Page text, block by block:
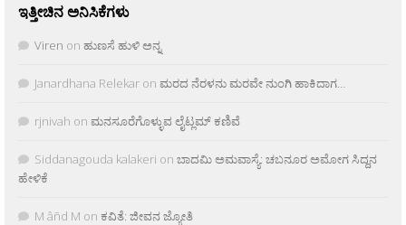
ಇತ್ತೀಚಿನ ಅನಿಸಿಕೆಗಳು
Viren on ಹುಣಸೆ ಹುಳಿ ಅನ್ನ
Janardhana Relekar on ಮರದ ನೆರಳನು ಮರವೇ ನುಂಗಿ ಹಾಕಿದಾಗ…
rjnivah on ಮನಸೂರೆಗೊಳ್ಳುವ ಲೈಟ್ಲಮ್ ಕಣಿವೆ
Siddanagouda kalakeri on ಬಾದಮಿ ಅಮವಾಸ್ಯೆ: ಚಬನೂರ ಅಮೋಗ ಸಿದ್ದನ
ಹೇಳಿಕೆ
M âñd M on ಕವಿತೆ: ಜೀವನ ಜ್ಯೋತಿ